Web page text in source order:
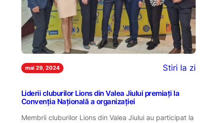
mai 29, 2024 Stiri la zi
Liderii cluburilor Lions din Valea Jiului premiați la
Convenția Națională a organizației
Membrii cluburilor Lions din Valea Jiului au participat la